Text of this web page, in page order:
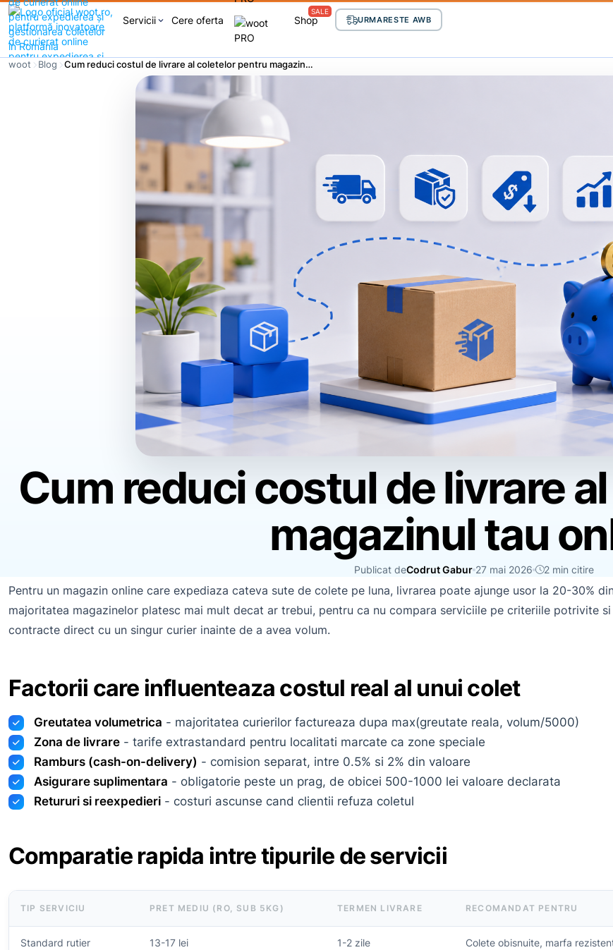
Servicii keyboard_arrow_down Cere oferta Shop
SALE
URMARESTE AWB
woot Blog Cum reduci costul de livrare al coletelor pentru magazinul tau online
Cum reduci costul de livrare
magazinul tau
Publicat deCodrut Gabur 27 mai 2026 2 min citire
Pentru un magazin online care expediaza cateva sute de colete pe luna, livrarea poate ajunge usor la 20-30%
majoritatea magazinelor platesc mai mult decat ar trebui, pentru ca nu compara serviciile pe criteriile potrivite si
contracte direct cu un singur curier inainte de a avea volum.
Factorii care influenteaza costul real al unui colet
Greutatea volumetrica - majoritatea curierilor factureaza dupa max(greutate reala, volum/5000)
Zona de livrare - tarife extrastandard pentru localitati marcate ca zone speciale
Ramburs (cash-on-delivery) - comision separat, intre 0.5% si 2% din valoare
Asigurare suplimentara - obligatorie peste un prag, de obicei 500-1000 lei valoare declarata
Retururi si reexpedieri - costuri ascunse cand clientii refuza coletul
Comparatie rapida intre tipurile de servicii
TIP SERVICIU PRET MEDIU (RO, SUB 5KG) TERMEN LIVRARE RECOMANDAT PENTRU
Standard rutier 13-17 lei 1-2 zile Colete obisnuite, marfa